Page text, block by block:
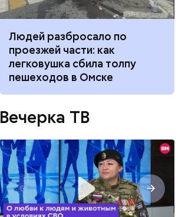
Людей разбросало по
проезжей части: как
легковушка сбила толпу
пешеходов в Омске
Вечерка ТВ